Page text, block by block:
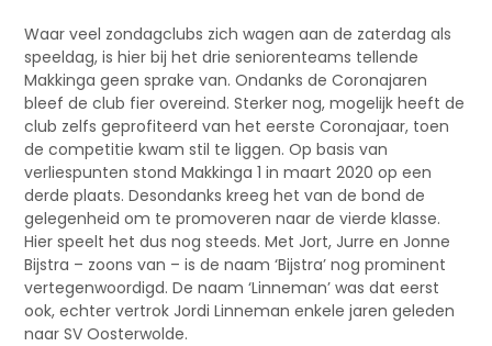
Waar veel zondagclubs zich wagen aan de zaterdag als
speeldag, is hier bij het drie seniorenteams tellende
Makkinga geen sprake van. Ondanks de Coronajaren
bleef de club fier overeind. Sterker nog, mogelijk heeft de
club zelfs geprofiteerd van het eerste Coronajaar, toen
de competitie kwam stil te liggen. Op basis van
verliespunten stond Makkinga 1 in maart 2020 op een
derde plaats. Desondanks kreeg het van de bond de
gelegenheid om te promoveren naar de vierde klasse.
Hier speelt het dus nog steeds. Met Jort, Jurre en Jonne
Bijstra – zoons van – is de naam ‘Bijstra’ nog prominent
vertegenwoordigd. De naam ‘Linneman’ was dat eerst
ook, echter vertrok Jordi Linneman enkele jaren geleden
naar SV Oosterwolde.